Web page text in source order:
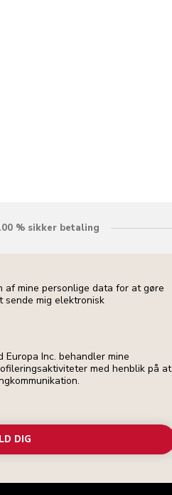
% sikker betaling
af mine personlige data for at gøre
sende mig elektronisk
Europa Inc. behandler mine
med henblik på at
DIG